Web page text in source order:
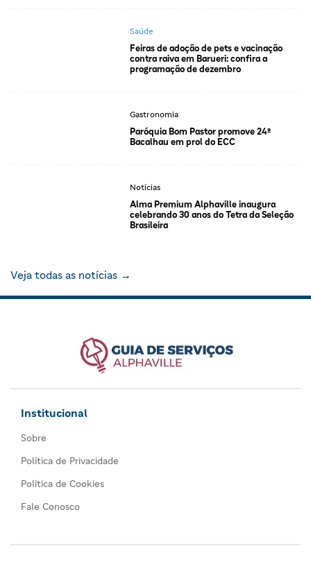
Saúde
Feiras de adoção de pets e vacinação
contra raiva em Barueri: confira a
programação de dezembro
Gastronomia
Paróquia Bom Pastor promove 24º
Bacalhau em prol do ECC
Notícias
Alma Premium Alphaville inaugura
celebrando 30 anos do Tetra da Seleção
Brasileira
Veja todas as notícias →
Institucional
Sobre
Política de Privacidade
Política de Cookies
Fale Conosco